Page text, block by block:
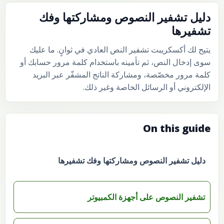
دليل تشفير النصوص ومشاركتها وفك
تشفيرها
يتيح لك أكسكريبت تشفير النص العادي في ثوانٍ. ما عليك
سوى إدخال النص، ثم تأمينه باستخدام كلمة مرور حسابك أو
كلمة مرور مخصّصة، ومشاركة الناتج المشفّر عبر البريد
الإلكتروني أو الرسائل الخاصة وغير ذلك.
On this guide
دليل تشفير النصوص ومشاركتها وفك تشفيرها
تشفير النصوص على أجهزة الكمبيوتر